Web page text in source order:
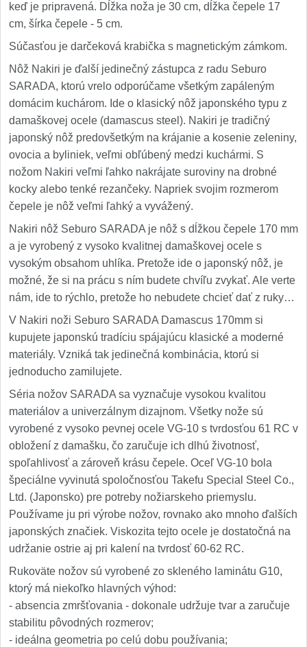
keď je pripravená. Dĺžka noža je 30 cm, dĺžka čepele 17
cm, šírka čepele - 5 cm.
Súčasťou je darčeková krabička s magnetickým zámkom.
Nôž Nakiri je ďalší jedinečný zástupca z radu Seburo
SARADA, ktorú vrelo odporúčame všetkým zapáleným
domácim kuchárom. Ide o klasický nôž japonského typu z
damaškovej ocele (damascus steel). Nakiri je tradičný
japonský nôž predovšetkým na krájanie a kosenie zeleniny,
ovocia a byliniek, veľmi obľúbený medzi kuchármi. S
nožom Nakiri veľmi ľahko nakrájate suroviny na drobné
kocky alebo tenké rezančeky. Napriek svojim rozmerom
čepele je nôž veľmi ľahký a vyvážený.
Nakiri nôž Seburo SARADA je nôž s dĺžkou čepele 170 mm
a je vyrobený z vysoko kvalitnej damaškovej ocele s
vysokým obsahom uhlíka. Pretože ide o japonský nôž, je
možné, že si na prácu s ním budete chvíľu zvykať. Ale verte
nám, ide to rýchlo, pretože ho nebudete chcieť dať z ruky…
V Nakiri noži Seburo SARADA Damascus 170mm si
kupujete japonskú tradíciu spájajúcu klasické a moderné
materiály. Vzniká tak jedinečná kombinácia, ktorú si
jednoducho zamilujete.
Séria nožov SARADA sa vyznačuje vysokou kvalitou
materiálov a univerzálnym dizajnom. Všetky nože sú
vyrobené z vysoko pevnej ocele VG-10 s tvrdosťou 61 RC v
obložení z damašku, čo zaručuje ich dlhú životnosť,
spoľahlivosť a zároveň krásu čepele. Oceľ VG-10 bola
špeciálne vyvinutá spoločnosťou Takefu Special Steel Co.,
Ltd. (Japonsko) pre potreby nožiarskeho priemyslu.
Používame ju pri výrobe nožov, rovnako ako mnoho ďalších
japonských značiek. Viskozita tejto ocele je dostatočná na
udržanie ostrie aj pri kalení na tvrdosť 60-62 RC.
Rukoväte nožov sú vyrobené zo skleného laminátu G10,
ktorý má niekoľko hlavných výhod:
- absencia zmršťovania - dokonale udržuje tvar a zaručuje
stabilitu pôvodných rozmerov;
- ideálna geometria po celú dobu používania;